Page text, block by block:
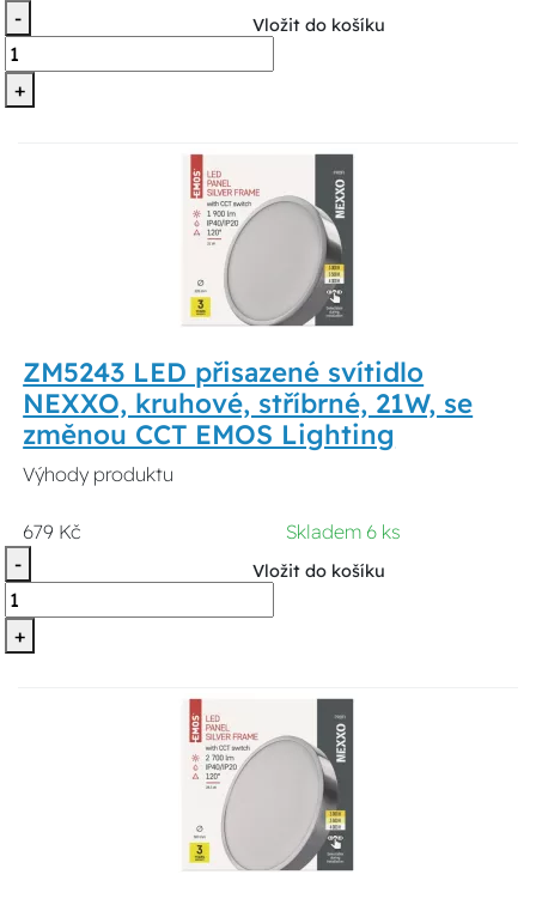
-
+
Vložit do košíku
ZM5243 LED přisazené svítidlo
NEXXO, kruhové, stříbrné, 21W, se
změnou CCT EMOS Lighting
Výhody produktu
679 Kč
Skladem 6 ks
-
+
Vložit do košíku